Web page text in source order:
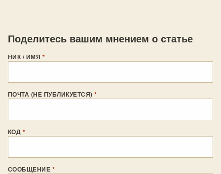
Поделитесь вашим мнением о статье
НИК / ИМЯ *
ПОЧТА (НЕ ПУБЛИКУЕТСЯ)*
КОД *
СООБЩЕНИЕ *